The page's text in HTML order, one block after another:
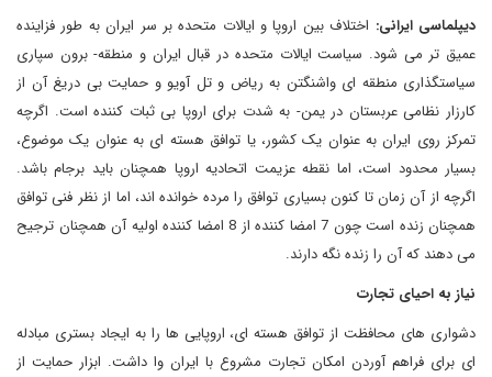
دیپلماسی ایرانی: اختلاف بین اروپا و ایالات متحده بر سر ایران به طور فزاینده
عمیق تر می شود. سیاست ایالات متحده در قبال ایران و منطقه- برون سپاری
سیاستگذاری منطقه ای واشنگتن به ریاض و تل آویو و حمایت بی دریغ آن از
کارزار نظامی عربستان در یمن- به شدت برای اروپا بی ثبات کننده است. اگرچه
تمرکز روی ایران به عنوان یک کشور، یا توافق هسته ای به عنوان یک موضوع،
بسیار محدود است، اما نقطه عزیمت اتحادیه اروپا همچنان باید برجام باشد.
اگرچه از آن زمان تا کنون بسیاری توافق را مرده خوانده اند، اما از نظر فنی توافق
همچنان زنده است چون 7 امضا کننده از 8 امضا کننده اولیه آن همچنان ترجیح
می دهند که آن را زنده نگه دارند.
نیاز به احیای تجارت
دشواری های محافظت از توافق هسته ای، اروپایی ها را به ایجاد بستری مبادله
ای برای فراهم آوردن امکان تجارت مشروع با ایران وا داشت. ابزار حمایت از